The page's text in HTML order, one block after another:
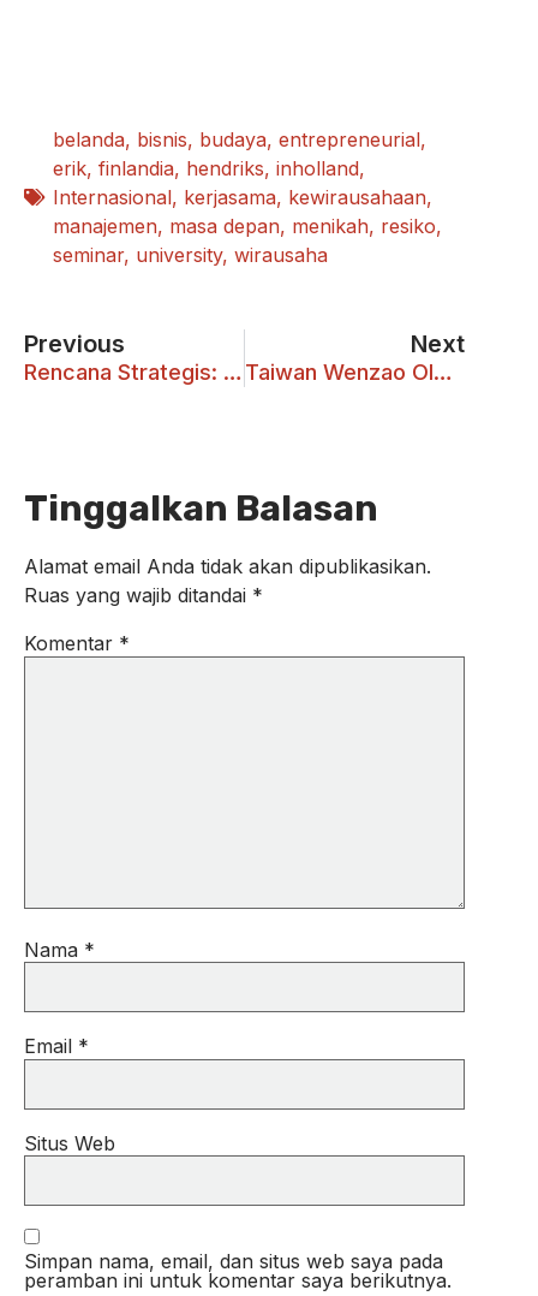
belanda, bisnis, budaya, entrepreneurial,
erik, finlandia, hendriks, inholland,
Internasional, kerjasama, kewirausahaan,
manajemen, masa depan, menikah, resiko,
seminar, university, wirausaha
Previous
Rencana Strategis: Kembangkan Potensi Energi Baru dan Terbarukan
Next
Taiwan Wenzao OICC Chinese Summer School
Tinggalkan Balasan
Alamat email Anda tidak akan dipublikasikan.
Ruas yang wajib ditandai *
Komentar *
Nama *
Email *
Situs Web
Simpan nama, email, dan situs web saya pada
peramban ini untuk komentar saya berikutnya.